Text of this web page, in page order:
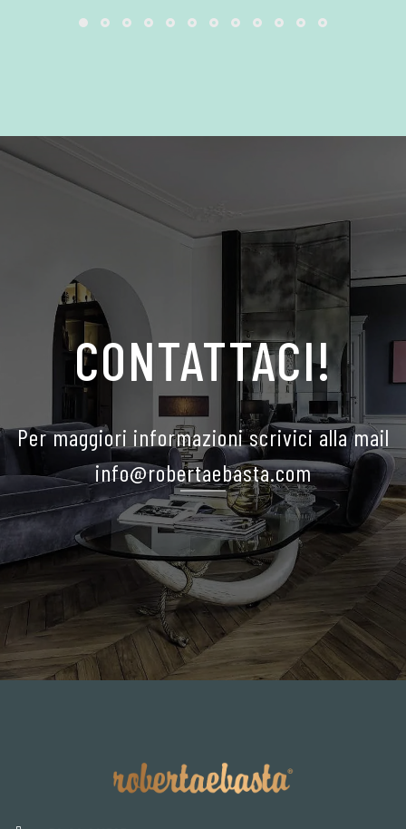
CONTATTACI!
Per maggiori informazioni scrivici alla mail
info@robertaebasta.com